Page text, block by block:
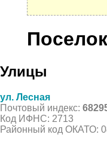
Улицы
ул. Лесная
Почтовый индекс:
Код ИФНС: 2713
Районный код ОКАТО: